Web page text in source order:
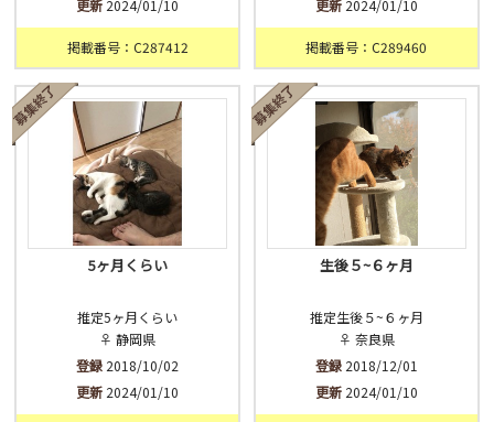
更新 2024/01/10
掲載番号：C287412
更新2024/01/10
掲載番号：C289460
5ヶ月くらい
推定5ヶ月くらい
♀ 静岡県
登録 2018/10/02
更新 2024/01/10
生後５~６ヶ月
推定生後５~６ヶ月
♀ 奈良県
登録2018/12/01
更新2024/01/10